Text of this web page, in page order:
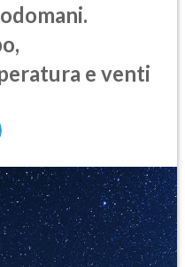
e venti